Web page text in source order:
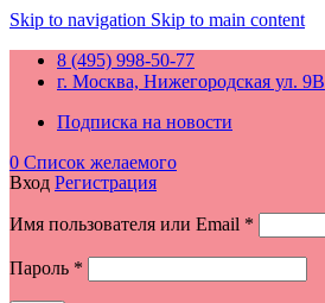
Skip to navigation Skip to main content
8 (495) 998-50-77
г. Москва, Нижегородская ул. 9В
Подписка на новости
0 Список желаемого
Вход Регистрация
Имя пользователя или Email *
Пароль *